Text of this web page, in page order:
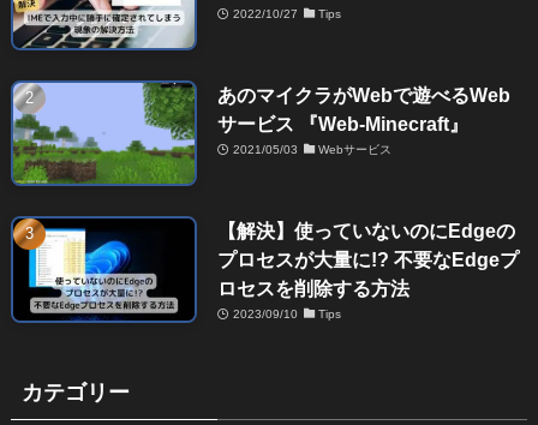
2022/10/27 Tips
あのマイクラがWebで遊べるWeb
サービス 『Web-Minecraft』
2021/05/03 Webサービス
【解決】使っていないのにEdgeの
プロセスが大量に!? 不要なEdgeプ
ロセスを削除する方法
2023/09/10 Tips
カテゴリー